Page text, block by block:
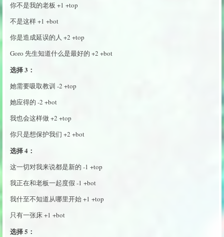
你不是我的老板 +1 +top
不是这样 +1 +bot
你是造成延误的人 +2 +top
Goro 先生知道什么是最好的 +2 +bot
选择 3：
她需要吸取教训 -2 +top
她应得的 -2 +bot
我也会这样做 +2 +top
你只是想保护我们 +2 +bot
选择 4：
这一切对我来说都是新的 -1 +top
我正在和老板一起度假 -1 +bot
我什至不知道从哪里开始 +1 +top
只有一张床 +1 +bot
选择 5：